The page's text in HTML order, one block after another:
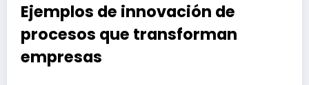
Ejemplos de innovación de
procesos que transforman
empresas